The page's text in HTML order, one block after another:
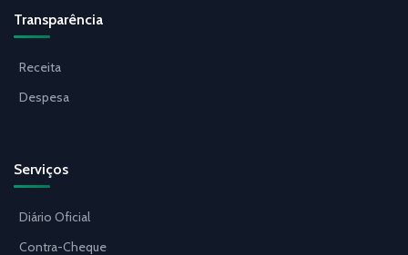
Transparência
Receita
Despesa
Serviços
Diário Oficial
Contra-Cheque